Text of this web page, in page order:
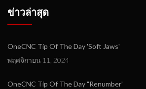
ข่าวล่าสุด
OneCNC Tip Of The Day 'Soft Jaws'
พฤศจิกายน 11, 2024
OneCNC Tip Of The Day "Renumber'